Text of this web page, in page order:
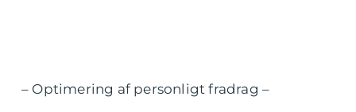
– Optimering af personligt fradrag –